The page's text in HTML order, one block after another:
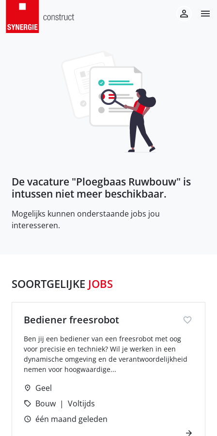
De vacature "Ploegbaas Ruwbouw" is
intussen niet meer beschikbaar.
Mogelijks kunnen onderstaande jobs jou
interesseren.
SOORTGELIJKE JOBS
Bediener freesrobot
Ben jij een bediener van een freesrobot met oog
voor precisie en techniek? Wil je werken in een
dynamische omgeving en de verantwoordelijkheid
nemen voor hoogwaardige...
Geel
Bouw
Voltijds
één maand geleden